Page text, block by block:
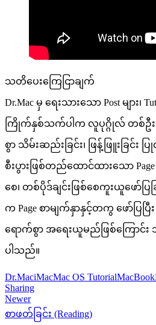
သတိပေးကြေငြာချက်
Dr.Mac မှ ရေးသားသော Post များ၊
ကြိုက်နှစ်သက်ပါက လူပုဂ္ဂိုလ် တစ်ဦး
စွာ သိမ်းဆည်းခြင်း၊ ဖြန့်ဖြူးခြင်း
စီးပွားဖြစ်တည်ထောင်ထားသော
စေ၊ တစ်ပိုဒ်ချင်းဖြစ်စေကူးယူဖော်ပြခ
က Page စာမျက်နှာနှင့်တကွ ဖော်ပ
ရောက်စွာ အရေးယူမည်ဖြစ်ကြောင်း
ပါသည်။
Dr.MaciMacMac OS TutorialMacBook
Sharing
Newer
စာဖတ်ခြင်း (Reading)